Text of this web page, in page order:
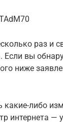
раз и
Если вы
ниже
либо
интернета —